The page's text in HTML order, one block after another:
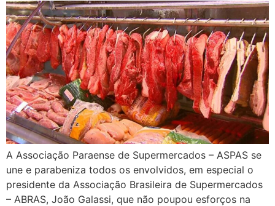
A Associação Paraense de Supermercados – ASPAS se
une e parabeniza todos os envolvidos, em especial o
presidente da Associação Brasileira de Supermercados
– ABRAS, João Galassi, que não poupou esforços na